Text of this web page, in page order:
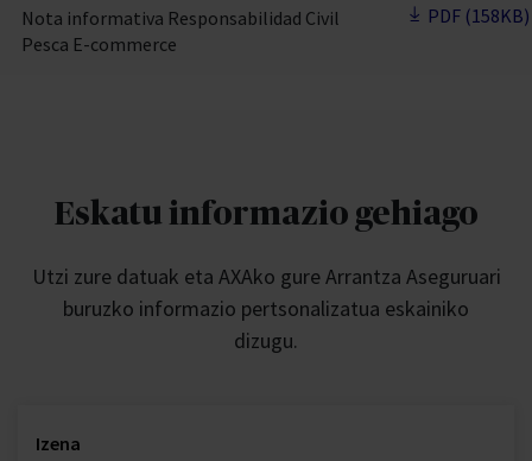
Nota informativa Responsabilidad Civil
Pesca E-commerce
PDF (158KB)
Eskatu informazio gehiago
Utzi zure datuak eta AXAko gure Arrantza Aseguruari
buruzko informazio pertsonalizatua eskainiko
dizugu.
Izena